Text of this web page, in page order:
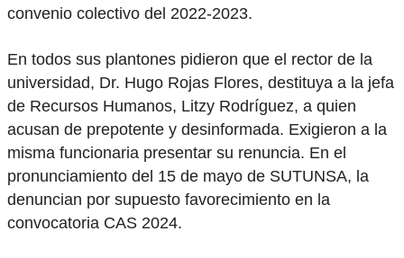
convenio colectivo del 2022-2023.
En todos sus plantones pidieron que el rector de la
universidad, Dr. Hugo Rojas Flores, destituya a la jefa
de Recursos Humanos, Litzy Rodríguez, a quien
acusan de prepotente y desinformada. Exigieron a la
misma funcionaria presentar su renuncia. En el
pronunciamiento del 15 de mayo de SUTUNSA, la
denuncian por supuesto favorecimiento en la
convocatoria CAS 2024.